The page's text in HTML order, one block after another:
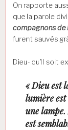
On rapporte
que la parole
compagnons de
furent sauvés
Dieu- qu’Il soit
« Dieu est
lumière
une
est